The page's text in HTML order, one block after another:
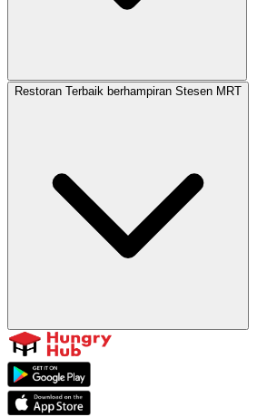
Restoran Terbaik berhampiran Stesen MRT